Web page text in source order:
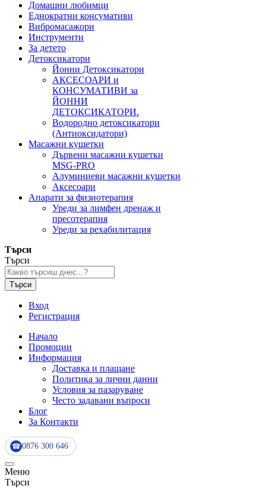
Домашни любимци
Еднократни консумативи
Вибромасажори
Инструменти
За детето
Детоксикатори
Йонни Детоксикатори
АКСЕСОАРИ и
КОНСУМАТИВИ за
ЙОННИ
ДЕТОКСИКАТОРИ.
Водородно детоксикатори
(Антиоксидатори)
Масажни кушетки
Дървени масажни кушетки
MSG-PRO
Алуминиеви масажни кушетки
Аксесоари
Апарати за физиотерапия
Уреди за лимфен дренаж и
пресотерапия
Уреди за рехабилитация
Търси
Търси
Търси
Вход
Регистрация
Начало
Промоции
Информация
Доставка и плащане
Политика за лични данни
Условия за пазаруване
Често задавани въпроси
Блог
За Контакти
☎ 0876 300 646
Меню
Търси